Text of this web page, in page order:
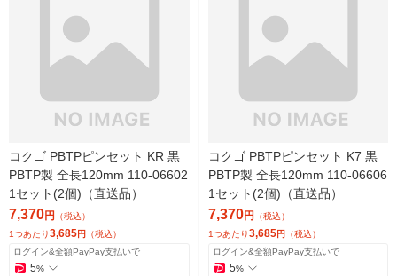
コクゴ PBTPピンセット KR 黒
PBTP製 全長120mm 110-06602
1セット(2個)（直送品）
7,370円
（税込）
1つあたり3,685円 （税込）
ログイン&全額PayPay支払いで
5%
コクゴ PBTPピンセット K7 黒
PBTP製 全長120mm 110-06606
1セット(2個)（直送品）
7,370円
（税込）
1つあたり3,685円 （税込）
ログイン&全額PayPay支払いで
5%